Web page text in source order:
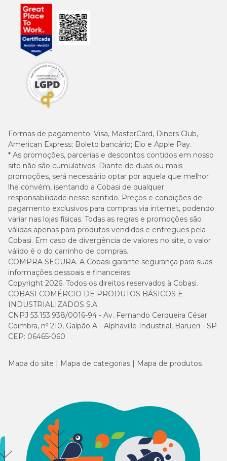
Formas de pagamento: Visa, MasterCard, Diners Club,
American Express; Boleto bancário; Elo e Apple Pay.
* As promoções, parcerias e descontos contidos em nosso
site não são cumulativos. Diante de duas ou mais
promoções, será necessário optar por aquela que melhor
lhe convém, isentando a Cobasi de qualquer
responsabilidade nesse sentido. Preços e condições de
pagamento exclusivos para compras via internet, podendo
variar nas lojas físicas. Todas as regras e promoções são
válidas apenas para produtos vendidos e entregues pela
Cobasi. Em caso de divergência de valores no site, o valor
válido é o do carrinho de compras.
COMPRA SEGURA. A Cobasi garante segurança para suas
informações pessoais e financeiras.
Copyright 2026. Todos os direitos reservados à Cobasi.
COBASI COMÉRCIO DE PRODUTOS BÁSICOS E
INDUSTRIALIZADOS S.A.
CNPJ 53.153.938/0016-94 - Av. Fernando Cerqueira César
Coimbra, nº 210, Galpão A - Alphaville Industrial, Barueri - SP
CEP: 06465-060
Mapa do site Mapa de categorias Mapa de produtos